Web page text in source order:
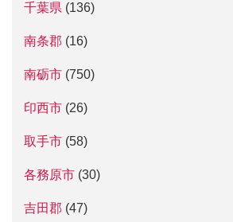
千葉県 (136)
南条郡 (16)
南砺市 (750)
印西市 (26)
取手市 (58)
各務原市 (30)
吉田郡 (47)